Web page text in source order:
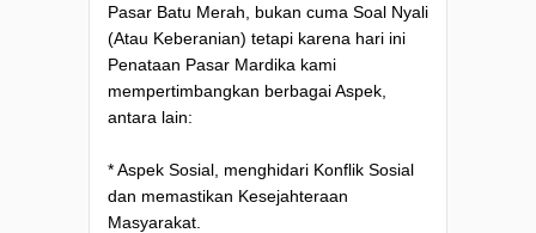
Pasar Batu Merah, bukan cuma Soal Nyali
(Atau Keberanian) tetapi karena hari ini
Penataan Pasar Mardika kami
mempertimbangkan berbagai Aspek,
antara lain:
* Aspek Sosial, menghidari Konflik Sosial
dan memastikan Kesejahteraan
Masyarakat.